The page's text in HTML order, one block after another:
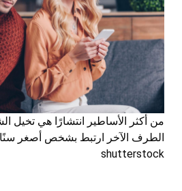
من أكثر الأساطير انتشارًا هي تخيل
الطرف الآخر ارتبط بشخص أصغر سنًا
shutterstock